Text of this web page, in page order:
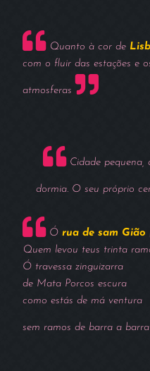
Quanto à cor de
com o fluir das estações e
atmosferas
Cidade pequena,
dormia. O seu próprio
Ó rua de sam Gião
Quem levou teus trinta
Ó travessa zinguizarra
de Mata Porcos escura
como estás de má ventura
sem ramos de barra a barra